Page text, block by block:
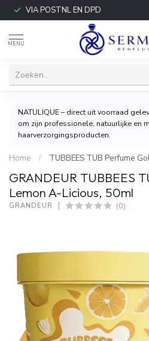
VIA POSTNL EN DPD
MENU
NATULIQUE – direct uit voorraad
om zijn professionele, natuurlijke en
haarverzorgingsproducten.
Home / TUBBEES TUB Perfume
GRANDEUR TUBBEES
Lemon A-Licious, 50ml
GRANDEUR (0)